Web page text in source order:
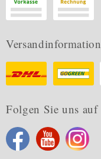
Versandinformation
Folgen Sie uns auf